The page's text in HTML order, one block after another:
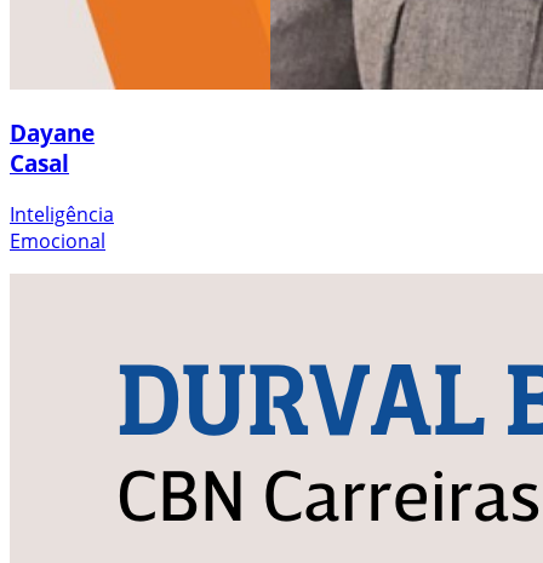
Dayane
Casal
Inteligência
Emocional